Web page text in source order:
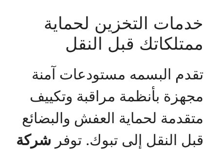
خدمات التخزين لحماية
ممتلكاتك قبل النقل
تقدم البسمه مستودعات آمنة
مجهزة بأنظمة مراقبة وتكييف
متقدمة لحماية العفش والبضائع
قبل النقل إلى تبوك. توفر شركة